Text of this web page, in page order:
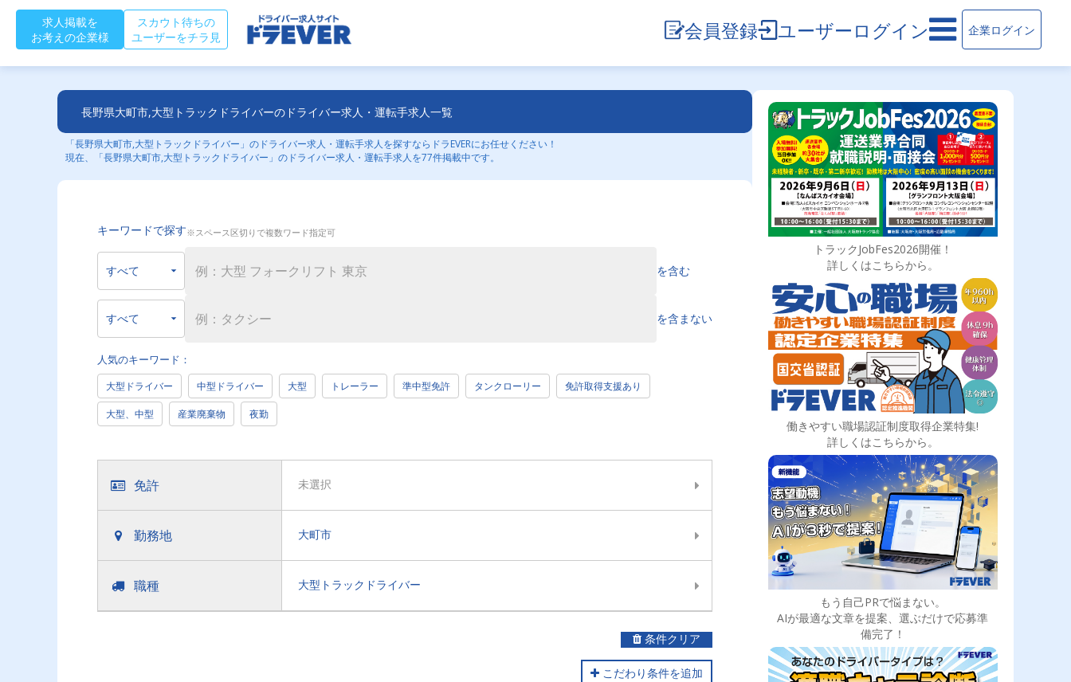
求人掲載を
お考えの企業様
スカウト待ちの
ユーザーをチラ見
会員登録 ユーザーログイン 企業ログイン
長野県大町市,大型トラックドライバーのドライバー求人・運転手求人一覧
「長野県大町市,大型トラックドライバー」のドライバー求人・運転手求人を探すならドラEVERにお任せください！
現在、「長野県大町市,大型トラックドライバー」のドライバー求人・運転手求人を77件掲載中です。
キーワードで探す※スペース区切りで複数ワード指定可
を含む
を含まない
人気のキーワード：
大型ドライバー 中型ドライバー 大型 トレーラー 準中型免許 タンクローリー 免許取得支援あり
大型、中型 産業廃棄物 夜勤
免許 未選択
勤務地 大町市
職種 大型トラックドライバー
条件クリア
こだわり条件を追加
トラックJobFes2026開催！
詳しくはこちらから。
働きやすい職場認証制度取得企業特集!
詳しくはこちらから。
もう自己PRで悩まない。
AIが最適な文章を提案、選ぶだけで応募準
備完了！